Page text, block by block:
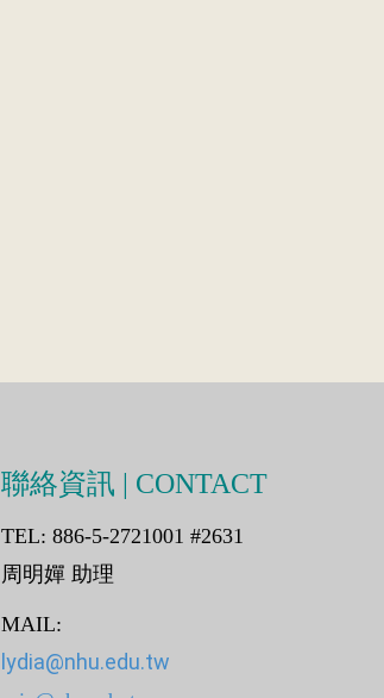
聯絡資訊 | CONTACT
TEL: 886-5-2721001 #2631
周明嬋 助理
MAIL:
lydia@nhu.edu.tw